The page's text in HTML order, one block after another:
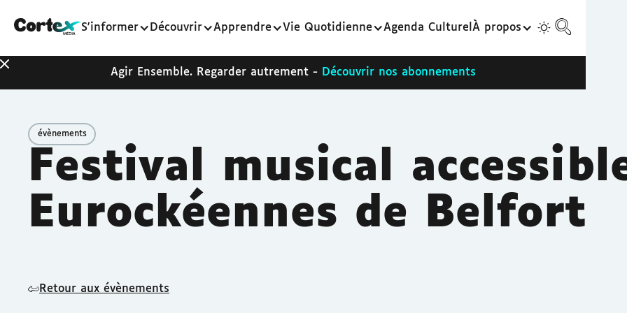
S'informer Découvrir Apprendre Vie Quotidienne Agenda Culturel À propos
Agir Ensemble. Regarder autrement - Découvrir nos abonnements
évènements
Festival musical
Eurockéennes de Belfort
Retour aux évènements